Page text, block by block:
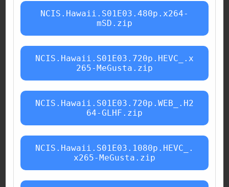
NCIS.Hawaii.S01E03.480p.x264-
mSD.zip
NCIS.Hawaii.S01E03.720p.HEVC_.x
265-MeGusta.zip
NCIS.Hawaii.S01E03.720p.WEB_.H2
64-GLHF.zip
NCIS.Hawaii.S01E03.1080p.HEVC_.
x265-MeGusta.zip